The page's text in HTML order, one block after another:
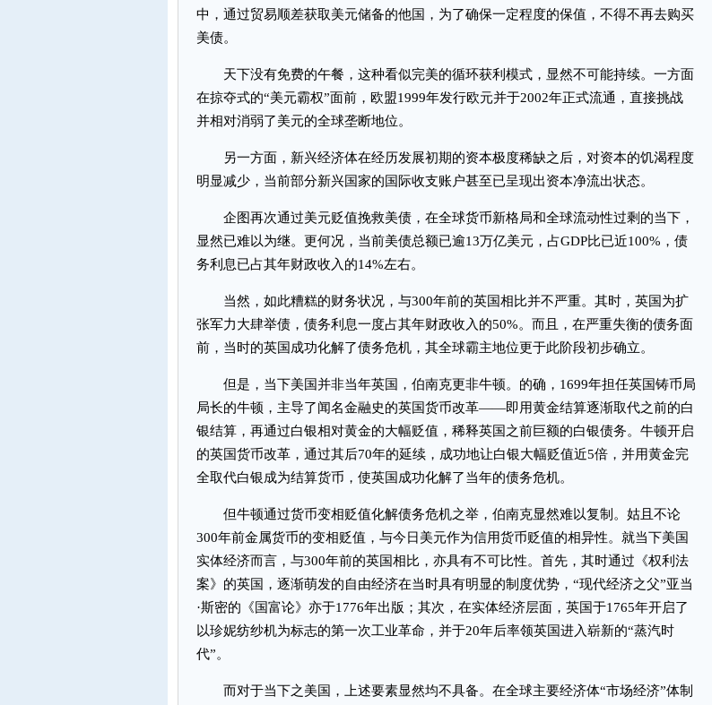
中，通过贸易顺差获取美元储备的他国，为了确保一定程度的保值，不得不再去购买
美债。
天下没有免费的午餐，这种看似完美的循环获利模式，显然不可能持续。一方面
在掠夺式的“美元霸权”面前，欧盟1999年发行欧元并于2002年正式流通，直接挑战
并相对消弱了美元的全球垄断地位。
另一方面，新兴经济体在经历发展初期的资本极度稀缺之后，对资本的饥渴程度
明显减少，当前部分新兴国家的国际收支账户甚至已呈现出资本净流出状态。
企图再次通过美元贬值挽救美债，在全球货币新格局和全球流动性过剩的当下，
显然已难以为继。更何况，当前美债总额已逾13万亿美元，占GDP比已近100%，债
务利息已占其年财政收入的14%左右。
当然，如此糟糕的财务状况，与300年前的英国相比并不严重。其时，英国为扩
张军力大肆举债，债务利息一度占其年财政收入的50%。而且，在严重失衡的债务面
前，当时的英国成功化解了债务危机，其全球霸主地位更于此阶段初步确立。
但是，当下美国并非当年英国，伯南克更非牛顿。的确，1699年担任英国铸币局
局长的牛顿，主导了闻名金融史的英国货币改革——即用黄金结算逐渐取代之前的白
银结算，再通过白银相对黄金的大幅贬值，稀释英国之前巨额的白银债务。牛顿开启
的英国货币改革，通过其后70年的延续，成功地让白银大幅贬值近5倍，并用黄金完
全取代白银成为结算货币，使英国成功化解了当年的债务危机。
但牛顿通过货币变相贬值化解债务危机之举，伯南克显然难以复制。姑且不论
300年前金属货币的变相贬值，与今日美元作为信用货币贬值的相异性。就当下美国
实体经济而言，与300年前的英国相比，亦具有不可比性。首先，其时通过《权利法
案》的英国，逐渐萌发的自由经济在当时具有明显的制度优势，“现代经济之父”亚当
·斯密的《国富论》亦于1776年出版；其次，在实体经济层面，英国于1765年开启了
以珍妮纺纱机为标志的第一次工业革命，并于20年后率领英国进入崭新的“蒸汽时
代”。
而对于当下之美国，上述要素显然均不具备。在全球主要经济体“市场经济”体制